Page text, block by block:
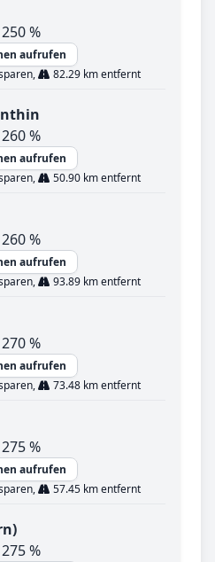
%
aufrufen
82.29 km entfernt
%
aufrufen
50.90 km entfernt
%
aufrufen
93.89 km entfernt
%
aufrufen
73.48 km entfernt
%
aufrufen
57.45 km entfernt
%